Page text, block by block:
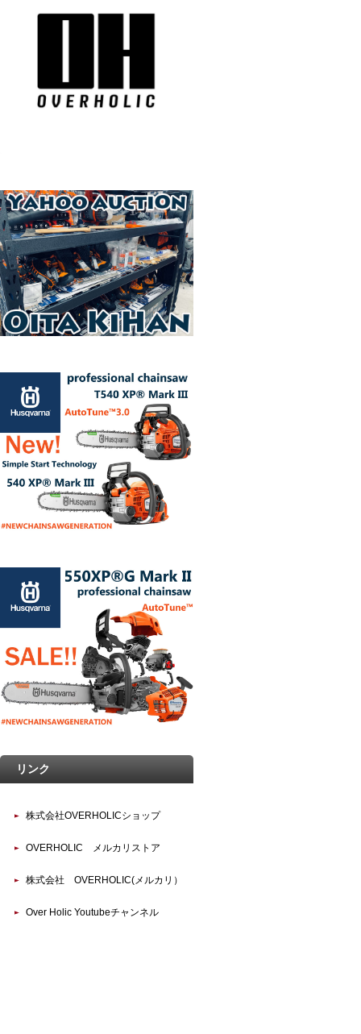
リンク
株式会社OVERHOLICショップ
OVERHOLIC メルカリストア
株式会社 OVERHOLIC(メルカリ）
Over Holic Youtubeチャンネル